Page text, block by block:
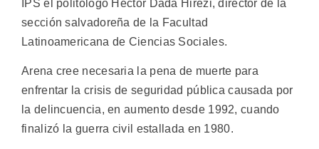
IPS el politólogo Héctor Dada Hirezi, director de la
sección salvadoreña de la Facultad
Latinoamericana de Ciencias Sociales.
Arena cree necesaria la pena de muerte para
enfrentar la crisis de seguridad pública causada por
la delincuencia, en aumento desde 1992, cuando
finalizó la guerra civil estallada en 1980.